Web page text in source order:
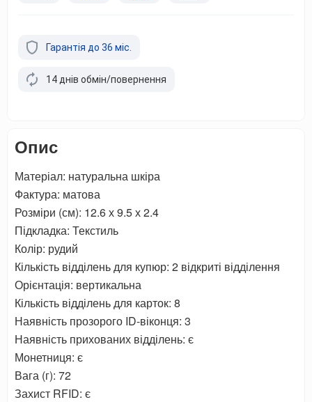
Гарантія до 36 міс.
14 днів обмін/повернення
Опис
Матеріал: натуральна шкіра
Фактура: матова
Розміри (см): 12.6 х 9.5 х 2.4
Підкладка: Текстиль
Колір: рудий
Кількість відділень для купюр: 2 відкриті відділення
Орієнтація: вертикальна
Кількість відділень для карток: 8
Наявність прозорого ID-віконця: 3
Наявність прихованих відділень: є
Монетниця: є
Вага (г): 72
Захист RFID: є